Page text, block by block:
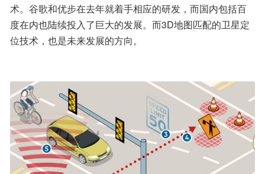
术。谷歌和优步在去年就着手相应的研发，而国内包括百
度在内也陆续投入了巨大的发展。而3D地图匹配的卫星定
位技术，也是未来发展的方向。